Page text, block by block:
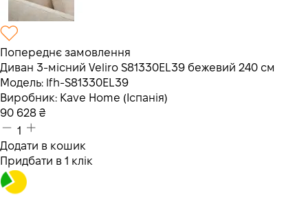
Попереднє замовлення
Диван 3-місний Veliro S81330EL39 бежевий 240 см
Модель: lfh-S81330EL39
Виробник: Kave Home (Іспанія)
90 628 ₴
1
Додати в кошик
Придбати в 1 клік